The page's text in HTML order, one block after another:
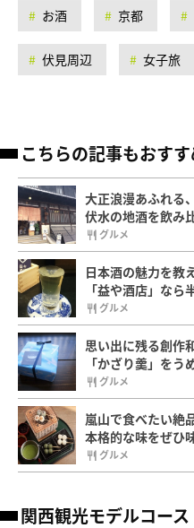
お酒 京都
伏見周辺 女子旅
こちらの記事もおす
大正浪漫あふれる
伏水の地酒を飲み
グルメ
日本酒の魅力を教
「益や酒店」なら
グルメ
思い出に残る創作
「かざり羹」をう
グルメ
嵐山で食べたい絶
本格的な味をぜひ
グルメ
関西観光モデルコース